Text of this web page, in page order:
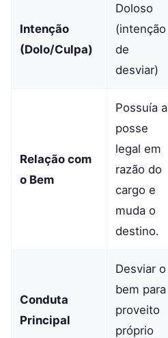
Intenção
(Dolo/Culpa)
Doloso
(intenção
de
desviar)
Relação com
o Bem
Possuía a
posse
legal em
razão do
cargo e
muda o
destino.
Conduta
Principal
Desviar o
bem para
proveito
próprio